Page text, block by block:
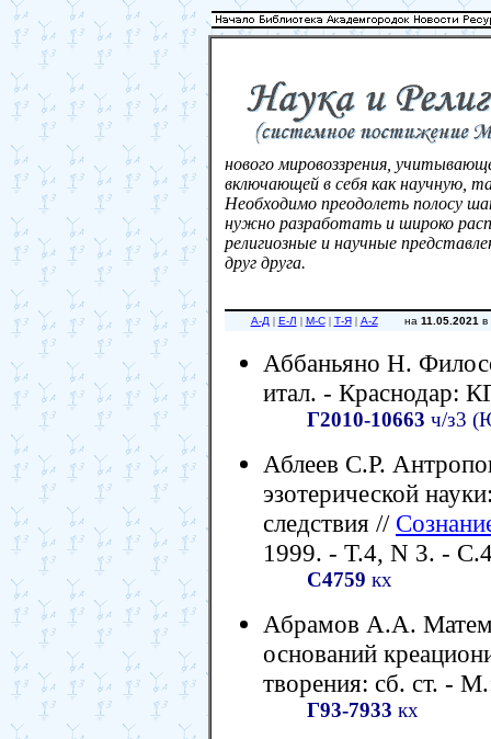
нового мировоззрения,
включающей в себя как научную,
Необходимо преодолеть полосу
нужно разработать и широко
религиозные и научные
друг друга.
А-Д | Е-Л | М-С| Т-Я| A-Z на 11.05.2021 в
Аббаньяно Н.
итал. - Краснодар:
Г2010-10663 ч/з3
Аблеев С.Р.
эзотерической
следствия //
1999. - Т.4, N 3. -
С4759 кх
Абрамов А.А.
оснований
творения: сб. ст. -
Г93-7933 кх